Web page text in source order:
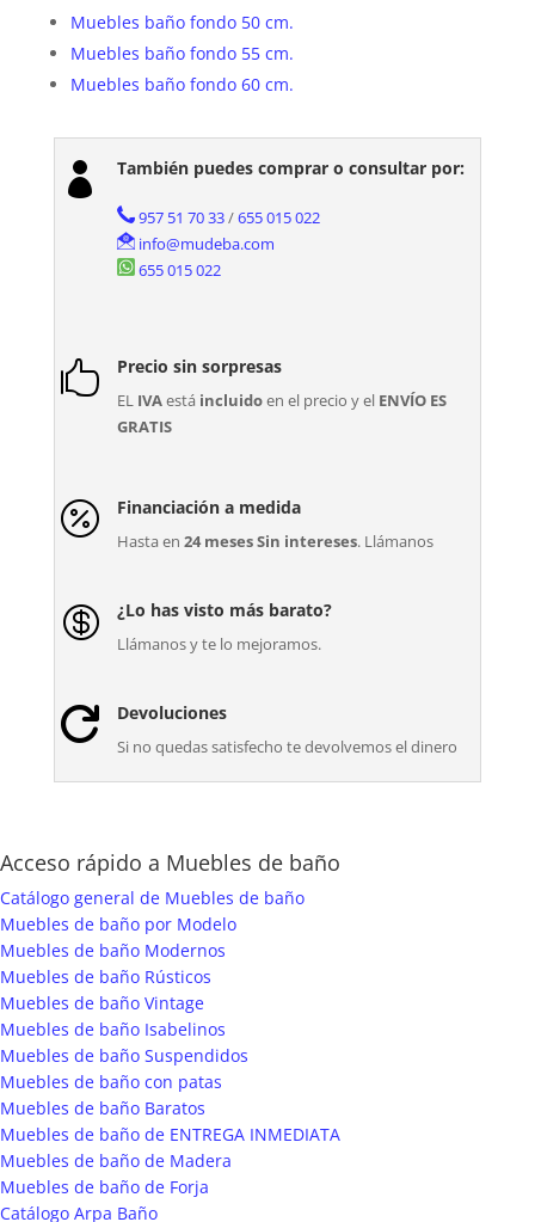
Muebles baño fondo 50 cm.
Muebles baño fondo 55 cm.
Muebles baño fondo 60 cm.
 También puedes comprar o consultar por:
957 51 70 33/655 015 022
info@mudeba.com
655 015 022
 Precio sin sorpresas
EL IVAestá incluidoen el precio y el ENVÍO ES
GRATIS
 Financiación a medida
Hasta en 24 meses Sin intereses. Llámanos
 ¿Lo has visto más barato?
Llámanos y te lo mejoramos.
 Devoluciones
Si no quedas satisfecho te devolvemos el dinero
Acceso rápido a Muebles de baño
Catálogo general de Muebles de baño
Muebles de baño por Modelo
Muebles de baño Modernos
Muebles de baño Rústicos
Muebles de baño Vintage
Muebles de baño Isabelinos
Muebles de baño Suspendidos
Muebles de baño con patas
Muebles de baño Baratos
Muebles de baño de ENTREGA INMEDIATA
Muebles de baño de Madera
Muebles de baño de Forja
Catálogo Arpa Baño